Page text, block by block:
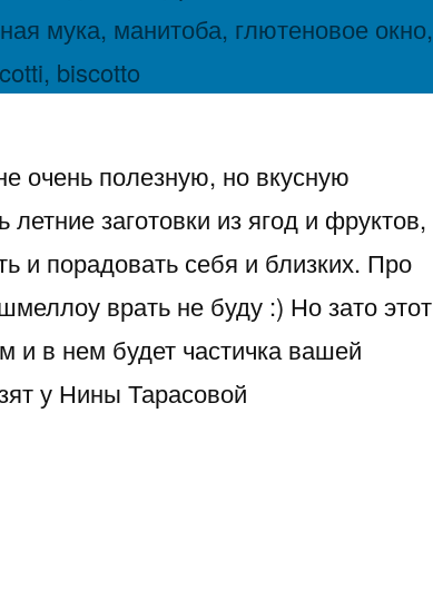
очень полезную, но вкусную
летние заготовки из ягод и фруктов,
и порадовать себя и близких. Про
врать не буду :) Но зато этот
и в нем будет частичка вашей
у Нины Тарасовой